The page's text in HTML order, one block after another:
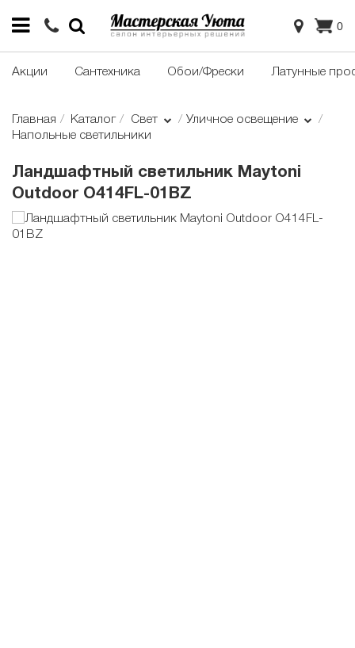
0
Акции Сантехника Обои/Фрески Латунные
Главная Каталог Свет
Уличное освещение
Напольные светильники
Ландшафтный светильник Maytoni
Outdoor O414FL-01BZ